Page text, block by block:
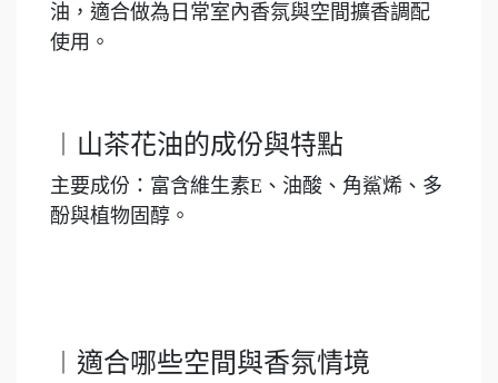
油，適合做為日常室內香氛與空間擴香調配
使用。
︱山茶花油的成份與特點
主要成份：富含維生素E、油酸、角鯊烯、多
酚與植物固醇。
︱適合哪些空間與香氛情境